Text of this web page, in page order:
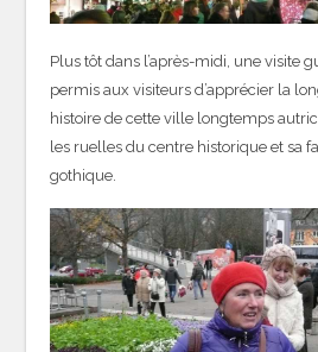
Plus tôt dans l’après-midi, une visite
permis aux visiteurs d’apprécier la
histoire de cette ville longtemps
les ruelles du centre historique et sa
gothique.